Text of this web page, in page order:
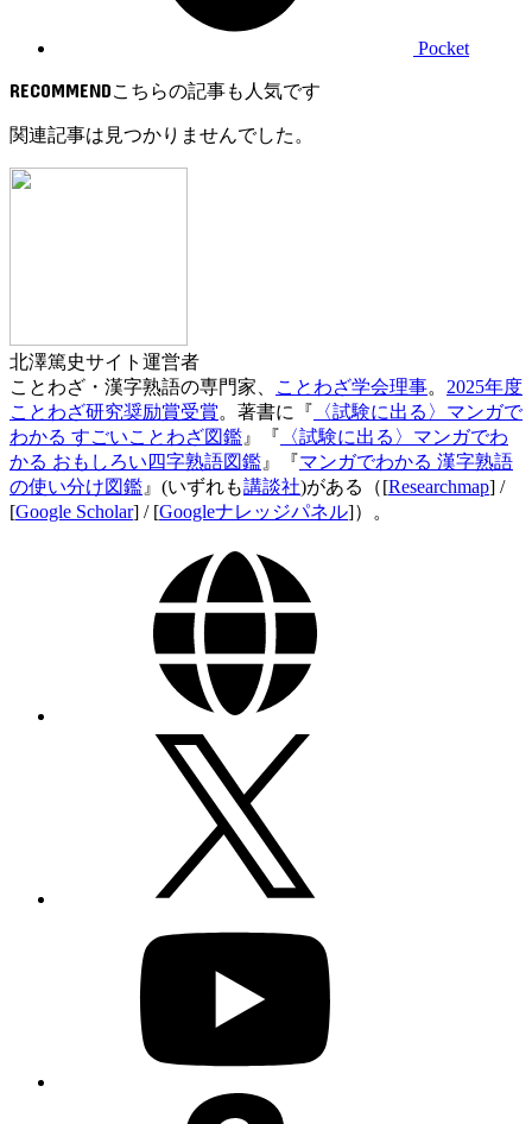
Pocket
RECOMMEND
関連記事は見つかりませんでした。
北澤篤史サイト運営者
ことわざ・漢字熟語の専門家、
ことわざ学会理事。 2025年度
ことわざ研究奨励賞受賞。著書に『 〈試験に出る〉マンガで
わかる すごいことわざ図鑑 』『 〈試験に出る〉マンガでわ
かる おもしろい四字熟語図鑑 』『マンガでわかる 漢字熟語
の使い分け図鑑 』(いずれも講談社)がある（[Researchmap] /
[Google Scholar] / [Googleナレッジパネル]）。